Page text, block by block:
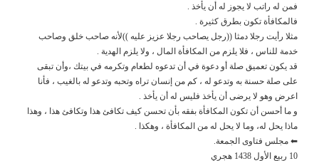
فمن له راتب لا يجوز له أن يأخذ .
فالمكافأة تكون بطرق كثيرة .
مثلا رأيت رجلا دمثا ((رجل يصاحب رجلا عزيز عليه ))لأنه صاحب خلق وصاحب
خدمة للناس ، فلا يلزم من المكافأة المال ، ولا يلزم الهدية .
قد يكون تعميق صلة أو دعوة في أن تدعوه لطعام وتكرمه في بيتك ،وأن تبقى
على صلة حسنة به وتدعو له ، كم من إنسان تراه وتحبه وتدعو له بالغيب ، فأنا
اعرض وهو لا يرضى أن يأخذ فليس له أن يأخذ .
و ما أحسن أن تكون المكافأة بفقه بأن تحسن كيف تكافئ هذا وتكافئ هذا ، وهذا
ماذا يحل له، وما لا يحل له من المكافأة ، وهكذا .
⬅ مجلس فتاوى الجمعة.
10 ربيع الأول 1438 هجري